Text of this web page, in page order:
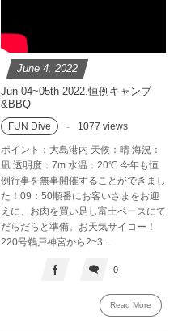
June 4,2022
Jun 04~05th 2022.恒例キャンプ
&BBQ
FUN Dive 1077 views
ポイント：大島港内 天候：晴 海況：
凪 透明度：7m 水温：20℃ 今年も恒
例行事を無事開催することができまし
た！09：50順番にお客いさまをお迎
えに、お肉を買い足し富土ベースにて
だらだらと準備。お天気サイコー！
220号鵜戸神宮から2~3...
0
Read More